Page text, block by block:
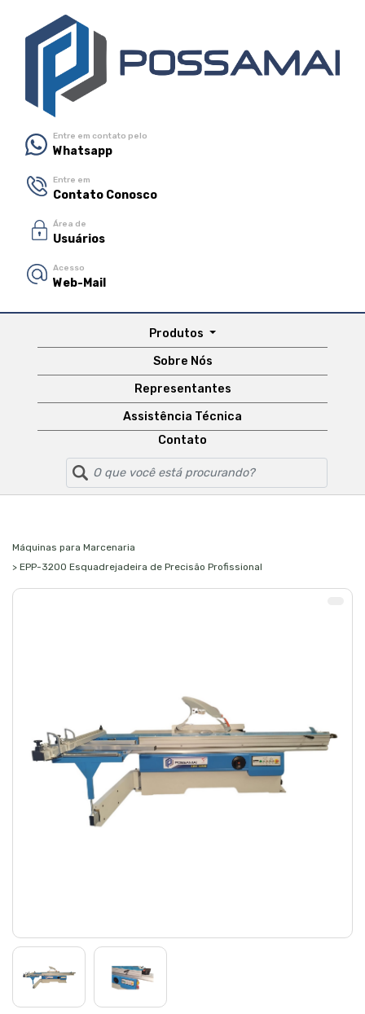
Entre em contato pelo
Whatsapp
Entre em
Contato Conosco
Área de
Usuários
Acesso
Web-Mail
Produtos
Sobre Nós
Representantes
Assistência Técnica
Contato
Máquinas para Marcenaria
> EPP-3200 Esquadrejadeira de Precisão Profissional